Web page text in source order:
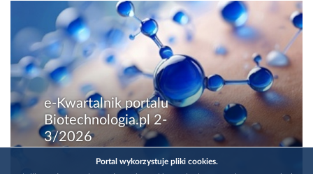
e-Kwartalnik portalu
Biotechnologia.pl 2-
3/2026
Portal wykorzystuje pliki cookies.